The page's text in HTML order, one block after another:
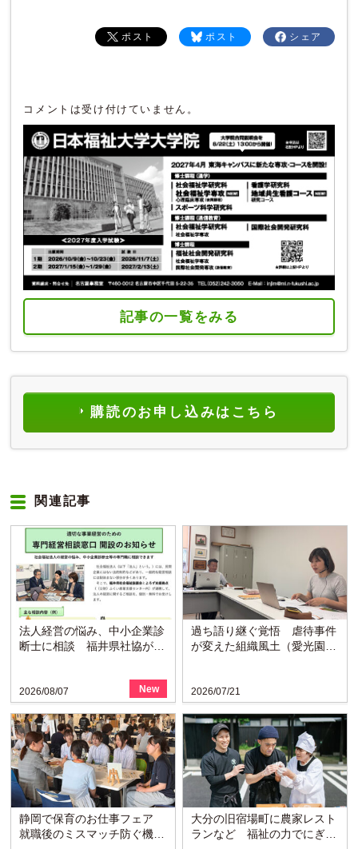
シェア
ポスト
ポスト
コメントは受け付けていません。
記事の一覧をみる
購読のお申し込みはこちら
関連記事
2026/08/07 New
法人経営の悩み、中小企業診
断士に相談 福井県社協が支
2026/07/21
過ち語り継ぐ覚悟 虐待事件
が変えた組織風土（愛光園・
静岡で保育のお仕事フェア
就職後のミスマッチ防ぐ機会
大分の旧宿場町に農家レスト
ランなど 福祉の力でにぎわ